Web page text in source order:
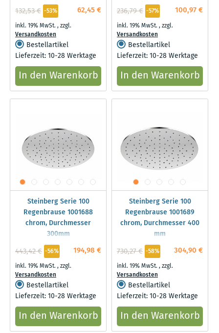
62,45 €
132,53 € -53%
inkl. 19% MwSt.,zzgl.
Versandkosten
Bestellartikel
Lieferzeit: 10-28 Werktage
In den Warenkorb
100,97 €
236,79 € -57%
inkl. 19% MwSt.,zzgl.
Versandkosten
Bestellartikel
Lieferzeit: 10-28 Werktage
In den Warenkorb
Steinberg Serie 100
Regenbrause 1001688
chrom, Durchmesser
300mm
194,98 €
443,42 € -56%
inkl. 19% MwSt.,zzgl.
Versandkosten
Bestellartikel
Lieferzeit: 10-28 Werktage
In den Warenkorb
Steinberg Serie 100
Regenbrause 1001689
chrom, Durchmesser 400
mm
304,90 €
730,27 € -58%
inkl. 19% MwSt.,zzgl.
Versandkosten
Bestellartikel
Lieferzeit: 10-28 Werktage
In den Warenkorb